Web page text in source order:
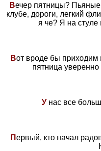
Вечер пятницы?
клубе, дороги, легкий
я че? Я на стуле
Вот вроде бы приходим
пятница
У нас все
Первый, кто начал